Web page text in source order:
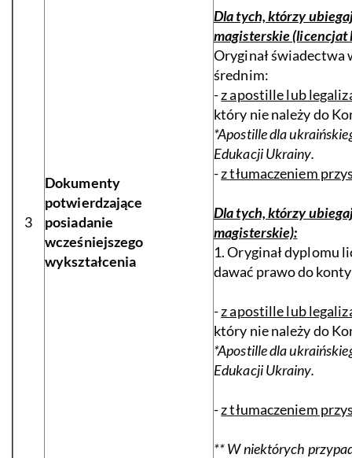
3
Dokumenty
potwierdzające
posiadanie
wcześniejszego
wykształcenia
Dla tych, którzy
magisterskie
Oryginał świadectwa
średnim:
-z apostille lub
który nie należy do
*Apostille dla
Edukacji Ukrainy.
-z tłumaczeniem
Dla tych, którzy
magisterskie):
1. Oryginał dyplomu
dawać prawo do
-z apostille lub
który nie należy do
*Apostille dla
Edukacji Ukrainy.
-z tłumaczeniem
** W niektórych